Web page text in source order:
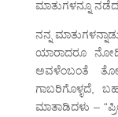
ಮಾತುಗಳನ್ನೂ
ನನ್ನ
ಯಾರಾದರೂ
ಅವಳೆಂಬಂತೆ
ಗಾಬರಿಗೊಳ್ಳದೆ,
ಮಾತಾಡಿದಳು –